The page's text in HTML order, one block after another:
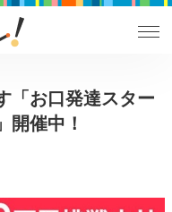
「お口発達スター
開催中！